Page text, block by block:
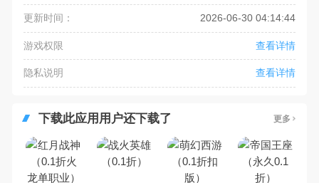
更新时间： 2026-06-30 04:14:44
游戏权限 查看详情
隐私说明 查看详情
下载此应用用户还下载了 更多